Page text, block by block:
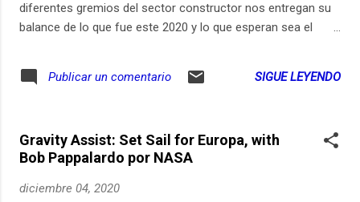
diferentes gremios del sector constructor nos entregan su
balance de lo que fue este 2020 y lo que esperan sea el
Publicar un comentario SIGUE LEYENDO
Gravity Assist: Set Sail for Europa, with
Bob Pappalardo por NASA
diciembre 04, 2020